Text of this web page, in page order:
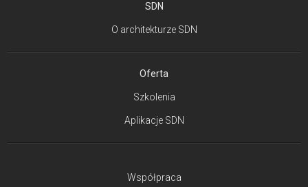
SDN
O architekturze SDN
Oferta
Szkolenia
Aplikacje SDN
Współpraca